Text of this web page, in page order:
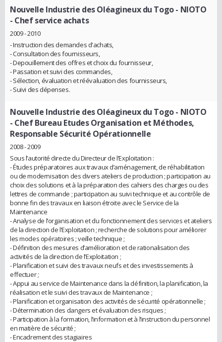
Nouvelle Industrie des Oléagineux du Togo - NIOTO
- Chef service achats
2009 - 2010
- Instruction des demandes d'achats,
- Consultation des fournisseurs,
- Depouillement des offres et choix du fournisseur,
- Passation et suivi des commandes,
- Sélection, évaluation et réévaluation des fournisseurs,
- Suivi des dépenses.
Nouvelle Industrie des Oléagineux du Togo - NIOTO
- Chef Bureau Etudes Organisation et Méthodes,
Responsable Sécurité Opérationnelle
2008 - 2009
Sous l’autorité directe du Directeur de l’Exploitation :
- Études préparatoires aux travaux d’aménagement, de réhabilitation
ou de modernisation des divers ateliers de production ; participation au
choix des solutions et à la préparation des cahiers des charges ou des
lettres de commande ; participation au suivi technique et au contrôle de
bonne fin des travaux en liaison étroite avec le Service de la
Maintenance
- Analyse de l’organisation et du fonctionnement des services et ateliers
de la direction de l’Exploitation ; recherche de solutions pour améliorer
les modes opératoires ; veille technique ;
- Définition des mesures d’amélioration et de rationalisation des
activités de la direction de l’Exploitation ;
- Planification et suivi des travaux neufs et des investissements à
effectuer ;
- Appui au service de Maintenance dans la définition, la planification, la
réalisation et le suivi des travaux de Maintenance ;
- Planification et organisation des activités de sécurité opérationnelle ;
- Détermination des dangers et évaluation des risques ;
- Participation à la formation, l’information et à l’instruction du personnel
en matière de sécurité ;
- Encadrement des stagiaires